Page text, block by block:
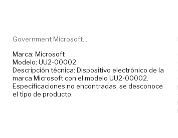
Government Microsoft...
Marca: Microsoft
Modelo: UU2-00002
Descripción técnica: Dispositivo electrónico de la
marca Microsoft con el modelo UU2-00002.
Especificaciones no encontradas, se desconoce
el tipo de producto.